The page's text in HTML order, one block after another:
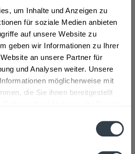
um Inhalte und Anzeigen zu
für soziale Medien anbieten
auf unsere Website zu
geben wir Informationen zu Ihrer
an unsere Partner für
und Analysen weiter. Unsere
möglicherweise mit
die Sie ihnen bereitgestellt
32262